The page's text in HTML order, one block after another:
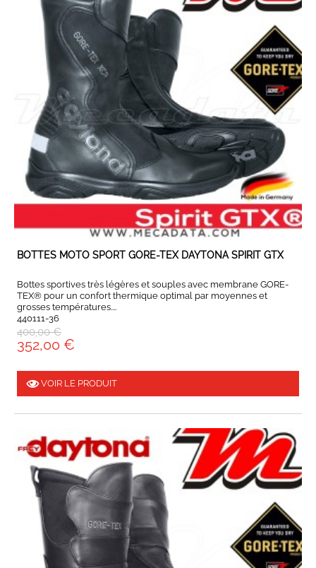
EXPÉDIÉ SOUS 4 À 6 JOURS
BOTTES MOTO SPORT GORE-TEX DAYTONA SPIRIT GTX
Bottes sportives très légères et souples avec membrane GORE-
TEX® pour un confort thermique optimal par moyennes et
grosses températures....
440111-36
400,00 €
352,00 €
VOIR LE PRODUIT